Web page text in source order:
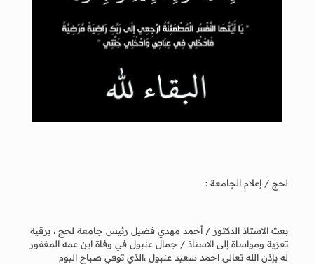
لحج / إعلام الجامعة :
بعث الاستاذ الدكتور / أحمد مهدي فضيل رئيس جامعة لحج ، برقية
تعزية ومواساة إلى الاستاذ / جمال عنبول في وفاة ابن عمه المغفور
له بإذن الله تعالى احمد سعيد عنبول ،الذي توفي صباح اليوم